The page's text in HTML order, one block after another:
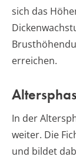
sich das
erreichen.
In der
weiter. Die
und bildet